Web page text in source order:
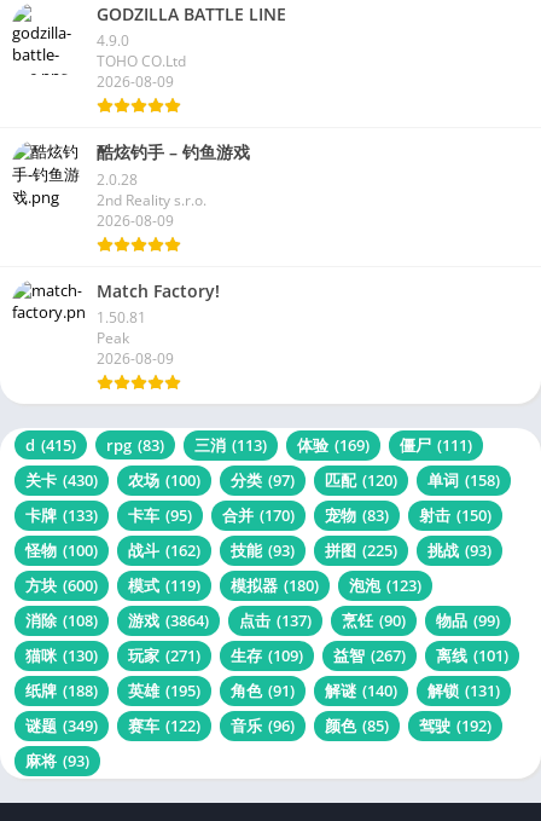
GODZILLA BATTLE LINE
4.9.0
TOHO CO.Ltd
酷炫钓手 – 钓鱼游戏
2.0.28
2nd Reality s.r.o.
Match Factory!
1.50.81
Peak
d (415) rpg (83) 三消 (113) 体验 (169) 僵尸 (111)
关卡 (430) 农场 (100) 分类 (97) 匹配 (120) 单词 (158)
卡牌 (133) 卡车 (95) 合并 (170) 宠物 (83) 射击 (150)
怪物 (100) 战斗 (162) 技能 (93) 拼图 (225) 挑战
方块 (600) 模式 (119) 模拟器 (180) 泡泡 (123)
消除 (108) 游戏 (3864) 点击 (137) 烹饪 (90) 物品 (99)
猫咪 (130) 玩家 (271) 生存 (109) 益智 (267) 离线 (101)
纸牌 (188) 英雄 (195) 角色 (91) 解谜 (140) 解锁 (131)
谜题 (349)
麻将 (93)